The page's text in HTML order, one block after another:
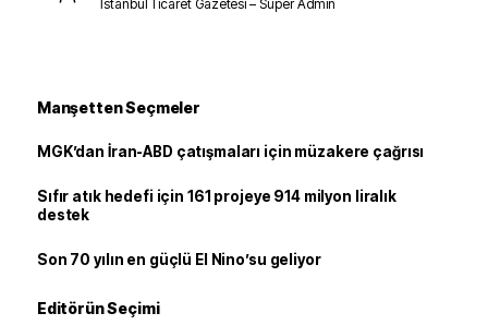
İstanbul Ticaret Gazetesi – Süper Admin
Manşetten Seçmeler
MGK’dan İran-ABD çatışmaları için müzakere çağrısı
Sıfır atık hedefi için 161 projeye 914 milyon liralık
destek
Son 70 yılın en güçlü El Nino’su geliyor
Editörün Seçimi